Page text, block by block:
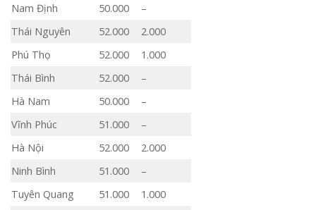
Nam Định
50.000
–
Thái Nguyên
52.000
2.000
Phú Thọ
52.000
1.000
Thái Bình
52.000
–
Hà Nam
50.000
–
Vĩnh Phúc
51.000
–
Hà Nội
52.000
2.000
Ninh Bình
51.000
–
Tuyên Quang
51.000
1.000